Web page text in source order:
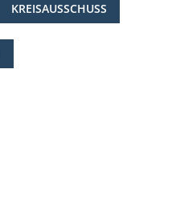
KREISAUSSCHUSS